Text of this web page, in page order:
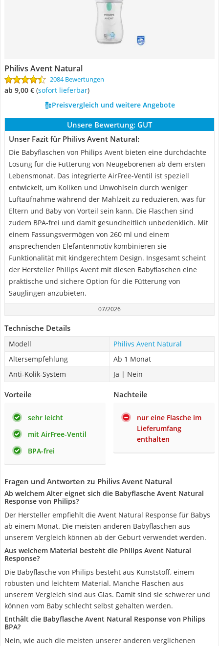
Philivs Avent Natural
2084 Bewertungen
ab 9,00 € ( Sofort lieferbar)
Preisvergleich und weitere Angebote
Unsere Bewertung: GUT
Unser Fazit für Philivs Avent Natural:
Die Babyflaschen von Philips Avent bieten eine durchdachte
Lösung für die Fütterung von Neugeborenen ab dem ersten
Lebensmonat. Das integrierte AirFree-Ventil ist speziell
entwickelt, um Koliken und Unwohlsein durch weniger
Luftaufnahme während der Mahlzeit zu reduzieren, was für
Eltern und Baby von Vorteil sein kann. Die Flaschen sind
zudem BPA-frei und damit gesundheitlich unbedenklich. Mit
einem Fassungsvermögen von 260 ml und einem
ansprechenden Elefantenmotiv kombinieren sie
Funktionalität mit kindgerechtem Design. Insgesamt scheint
der Hersteller Philips Avent mit diesen Babyflaschen eine
praktische und sichere Option für die Fütterung von
Säuglingen anzubieten.
07/2026
Technische Details
Modell
Philivs Avent Natural
Altersempfehlung
Ab 1 Monat
Anti-Kolik-System
Ja | Nein
Vorteile
sehr leicht
mit AirFree-Ventil
BPA-frei
Nachteile
nur eine Flasche im
Lieferumfang
enthalten
Fragen und Antworten zu Philivs Avent Natural
Ab welchem Alter eignet sich die Babyflasche Avent Natural
Response von Philips?
Der Hersteller empfiehlt die Avent Natural Response für Babys
ab einem Monat. Die meisten anderen Babyflaschen aus
unserem Vergleich können ab der Geburt verwendet werden.
Aus welchem Material besteht die Philips Avent Natural
Response?
Die Babyflasche von Philips besteht aus Kunststoff, einem
robusten und leichtem Material. Manche Flaschen aus
unserem Vergleich sind aus Glas. Damit sind sie schwerer und
können vom Baby schlecht selbst gehalten werden.
Enthält die Babyflasche Avent Natural Response von Philips
BPA?
Nein, wie auch die meisten unserer anderen verglichenen